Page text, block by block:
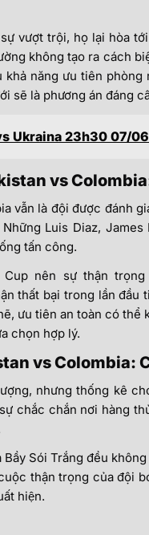
vượt trội, họ lại hòa
không tạo ra cách
năng ưu tiên
sẽ là phương án đáng
Ukraina 23h30 07/
vs
vẫn là đội được đánh
Luis Diaz,
tấn công.
nên sự thận
thất bại trong lần đầu
ưu tiên an toàn có thể
chọn hợp lý.
vs Colombia:
nhưng thống kê
chắc chắn nơi hàng
Sói Trắng đều
thận trọng của đội
hiện.